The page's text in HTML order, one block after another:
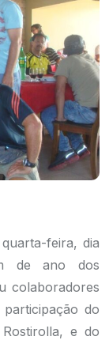
feira, dia
de ano dos
colaboradores
do
e do